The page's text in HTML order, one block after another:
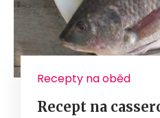
Recepty na oběd
Recept na